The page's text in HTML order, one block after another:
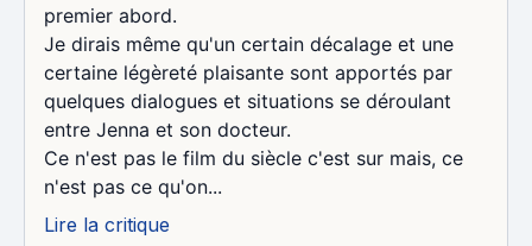
premier abord.
Je dirais même qu'un certain décalage et une
certaine légèreté plaisante sont apportés par
quelques dialogues et situations se déroulant
entre Jenna et son docteur.
Ce n'est pas le film du siècle c'est sur mais, ce
n'est pas ce qu'on...
Lire la critique